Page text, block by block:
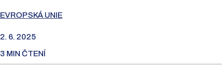
EVROPSKÁ UNIE
2. 6. 2025
3 MIN ČTENÍ